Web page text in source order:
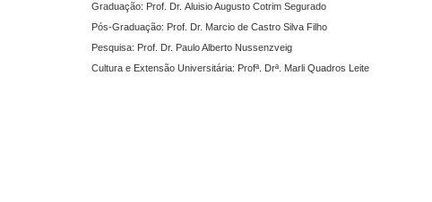
Graduação: Prof. Dr. Aluisio Augusto Cotrim Segurado
Pós-Graduação: Prof. Dr. Marcio de Castro Silva Filho
Pesquisa: Prof. Dr. Paulo Alberto Nussenzveig
Cultura e Extensão Universitária: Profª. Drª. Marli Quadros Leite